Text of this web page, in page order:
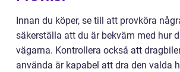
Innan du köper, se till att provköra
säkerställa att du är bekväm med hur
vägarna. Kontrollera också att
använda är kapabel att dra den valda